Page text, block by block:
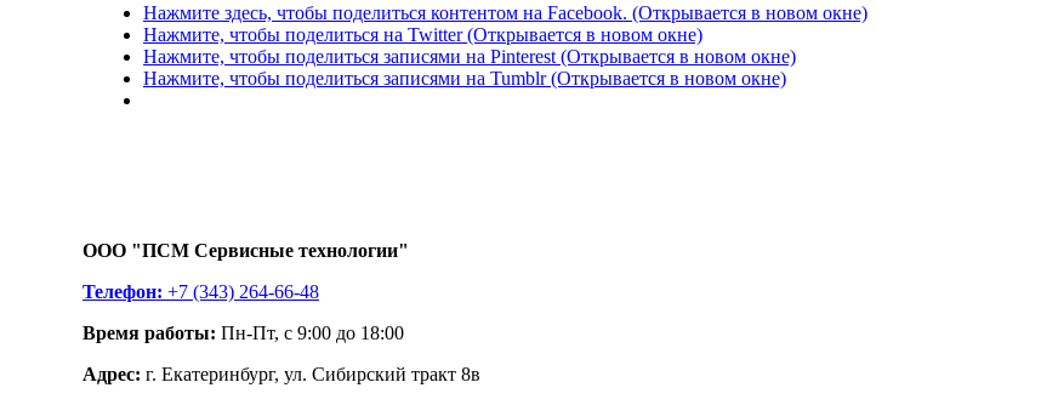
Нажмите здесь, чтобы поделиться контентом на Facebook. (Открывается в новом окне)
Нажмите, чтобы поделиться на Twitter (Открывается в новом окне)
Нажмите, чтобы поделиться записями на Pinterest (Открывается в новом окне)
Нажмите, чтобы поделиться записями на Tumblr (Открывается в новом окне)
ООО "ПСМ Сервисные технологии"
Телефон: +7 (343) 264-66-48
Время работы: Пн-Пт, с 9:00 до 18:00
Адрес: г. Екатеринбург, ул. Сибирский тракт 8в